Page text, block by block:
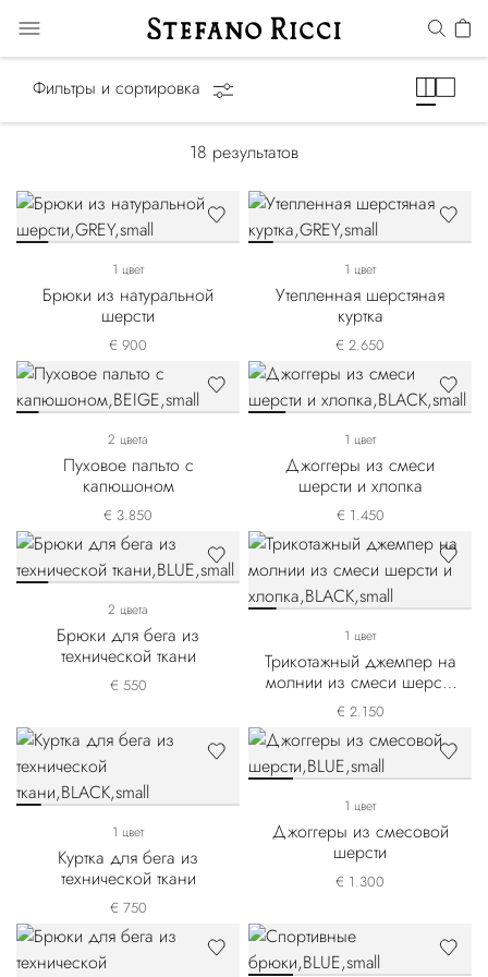
Фильтры и сортировка
18 результатов
1 цвет
Брюки из натуральной
шерсти
€ 900
1 цвет
Утепленная шерстяная
куртка
€ 2.650
2 цвета
Пуховое пальто с
капюшоном
€ 3.850
1 цвет
Джоггеры из смеси
шерсти и хлопка
€ 1.450
2 цвета
Брюки для бега из
технической ткани
€ 550
1 цвет
Трикотажный джемпер на
молнии из смеси шерсти
и хлопка
€ 2.150
1 цвет
Куртка для бега из
технической ткани
€ 750
1 цвет
Джоггеры из смесовой
шерсти
€ 1.300